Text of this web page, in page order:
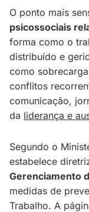
O ponto mais
psicossociais
forma como o
distribuído e
como
conflitos
comunicação,
da liderança e
Segundo o
estabelece
Gerenciamento
medidas de
Trabalho. A